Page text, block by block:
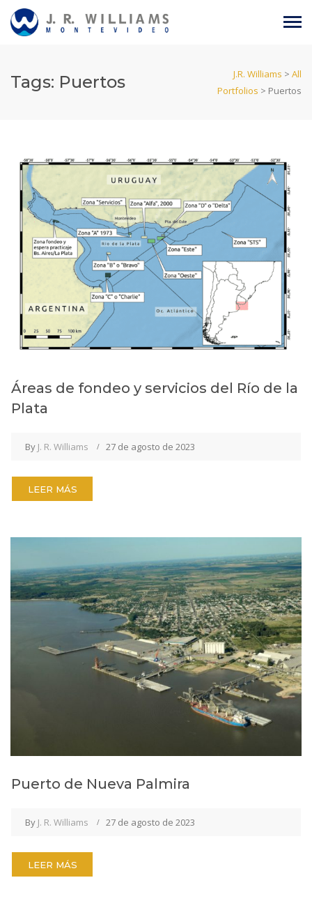
Tags: Puertos J.R. Williams > All
Portfolios > Puertos
Áreas de fondeo y servicios del Río de la
Plata
By J. R. Williams 27 de agosto de 2023
LEER MÁS
Puerto de Nueva Palmira
By J. R. Williams 27 de agosto de 2023
LEER MÁS